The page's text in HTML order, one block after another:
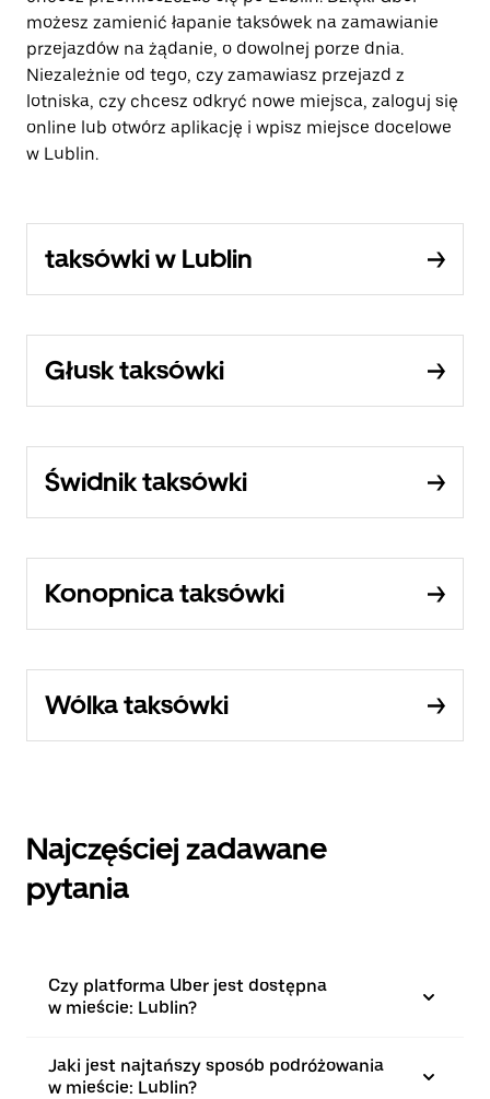
możesz zamienić łapanie taksówek na zamawianie
przejazdów na żądanie, o dowolnej porze dnia.
Niezależnie od tego, czy zamawiasz przejazd z
lotniska, czy chcesz odkryć nowe miejsca, zaloguj się
online lub otwórz aplikację i wpisz miejsce docelowe
w Lublin.
taksówki w Lublin
Głusk taksówki
Świdnik taksówki
Konopnica taksówki
Wólka taksówki
Najczęściej zadawane
pytania
Czy platforma Uber jest dostępna
w mieście: Lublin?
Jaki jest najtańszy sposób podróżowania
w mieście: Lublin?